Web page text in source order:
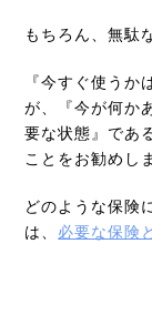
もちろん、無駄
『今すぐ使う
が、『今が何か
要な状態』であ
ことをお勧めし
どのような保険
は、 必要な保険